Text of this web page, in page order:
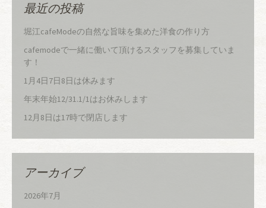
最近の投稿
堀江cafeModeの自然な旨味を集めた洋食の作り方
cafemodeで一緒に働いて頂けるスタッフを募集していま
す！
1月4日7日8日は休みます
年末年始12/31.1/1はお休みします
12月8日は17時で閉店します
アーカイブ
2026年7月